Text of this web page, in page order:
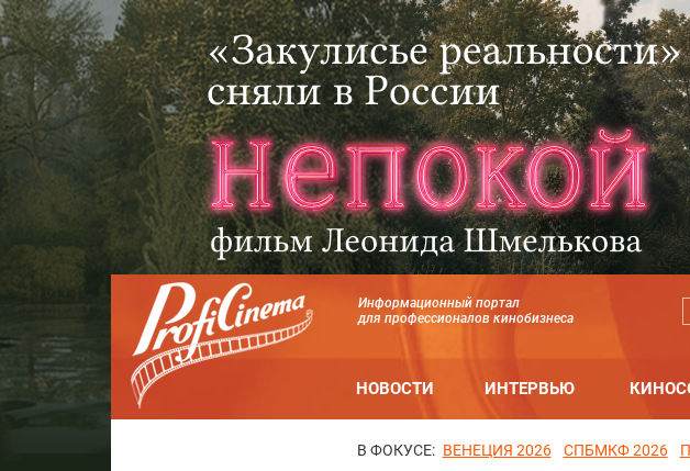
Информационный портал
для профессионалов кинобизнеса
НОВОСТИ ИНТЕРВЬЮ
В ФОКУСЕ: ВЕНЕЦИЯ 2026 СПБМКФ 2026